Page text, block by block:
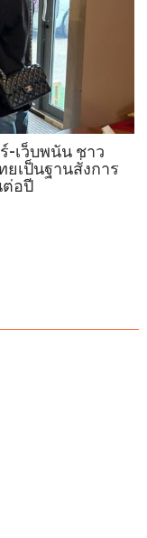
-เว็บพนัน ชาว
เป็นฐานสั่งการ
ต่อปี